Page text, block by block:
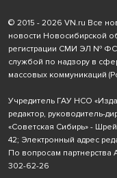
© 2015 - 2026 VN.ru Все
новости Новосибирской
регистрации СМИ ЭЛ № ФС
службой по надзору в
массовых коммуникаций
Учредитель ГАУ НСО
редактор, руководитель-
«Советская Сибирь» -
42; Электронный адрес
По вопросам партнерства
302-62-26